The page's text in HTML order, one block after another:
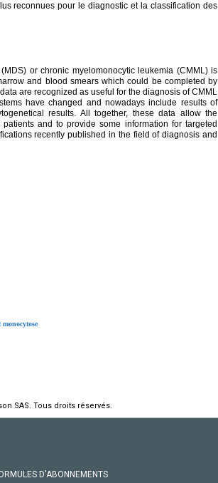
reconnues pour le diagnostic et la classification des
or chronic myelomonocytic leukemia (CMML) is
and blood smears which could be completed by
are recognized as useful for the diagnosis of CMML
have changed and nowadays include results of
results. All together, these data allow the
and to provide some information for targeted
recently published in the field of diagnosis and
SAS. Tous droits réservés.
D'ABONNEMENTS